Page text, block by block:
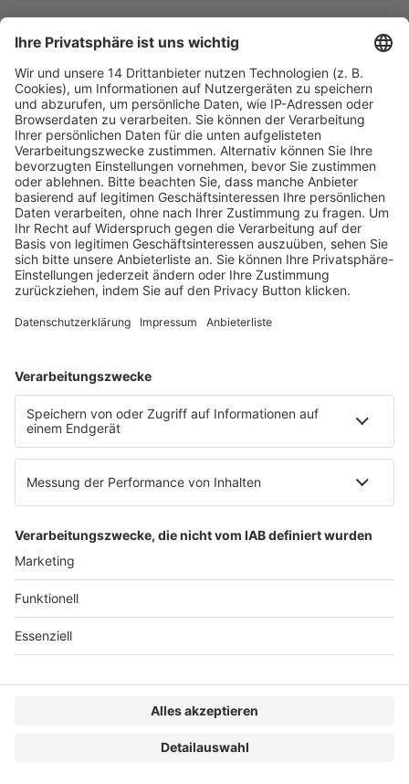
Fachmedien Recht und Wirtschaft
Ein Fachbereich der
dfv Mediengruppe
Mainzer Landstr. 251
60326 Frankfurt am Main
E-Mail:info@ruw.de
Web:https://www.ruw.de
AGB
Datenschutzerklärung
Genderhinweis
Cookie-Einstellungen